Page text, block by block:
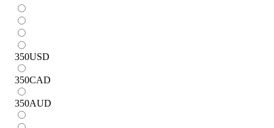
350USD
350CAD
350AUD